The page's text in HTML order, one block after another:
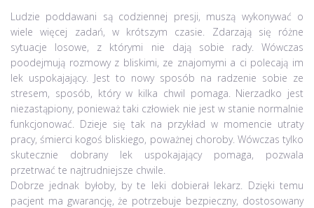
Ludzie poddawani są codziennej presji, muszą wykonywać o
wiele więcej zadań, w krótszym czasie. Zdarzają się różne
sytuacje losowe, z którymi nie dają sobie rady. Wówczas
poodejmują rozmowy z bliskimi, ze znajomymi a ci polecają im
lek uspokajający. Jest to nowy sposób na radzenie sobie ze
stresem, sposób, który w kilka chwil pomaga. Nierzadko jest
niezastąpiony, ponieważ taki człowiek nie jest w stanie normalnie
funkcjonować. Dzieje się tak na przykład w momencie utraty
pracy, śmierci kogoś bliskiego, poważnej choroby. Wówczas tylko
skutecznie dobrany lek uspokajający pomaga, pozwala
przetrwać te najtrudniejsze chwile.
Dobrze jednak byłoby, by te leki dobierał lekarz. Dzięki temu
pacjent ma gwarancję, że potrzebuje bezpieczny, dostosowany